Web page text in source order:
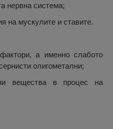
нервна система;
на мускулите и ставите.
а именно слабото
олигометални;
вещества в процес на